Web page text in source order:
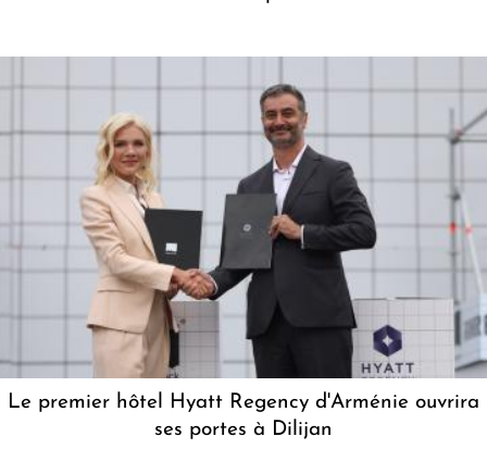
Le premier hôtel Hyatt Regency d'Arménie ouvrira
ses portes à Dilijan